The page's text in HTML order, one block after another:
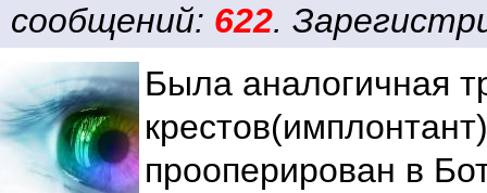
сообщений: 622.
Была аналогичная
прооперирован в